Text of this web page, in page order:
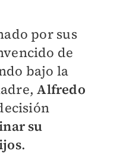
por sus
de
bajo la
Alfredo
su
.